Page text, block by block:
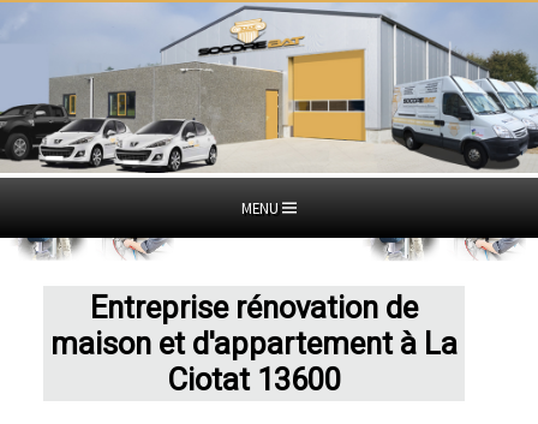
MENU
Entreprise rénovation de
maison et d'appartement à La
Ciotat 13600